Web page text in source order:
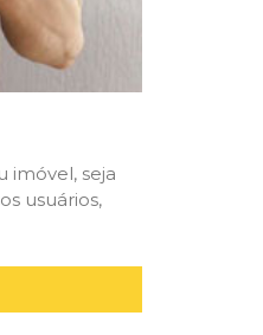
imóvel, seja
usuários,